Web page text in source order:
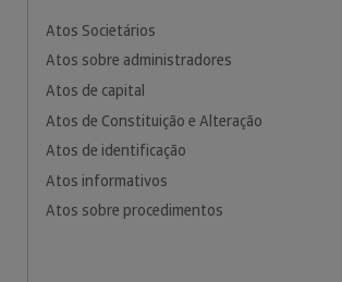
Atos Societários
Atos sobre administradores
Atos de capital
Atos de Constituição e Alteração
Atos de identificação
Atos informativos
Atos sobre procedimentos